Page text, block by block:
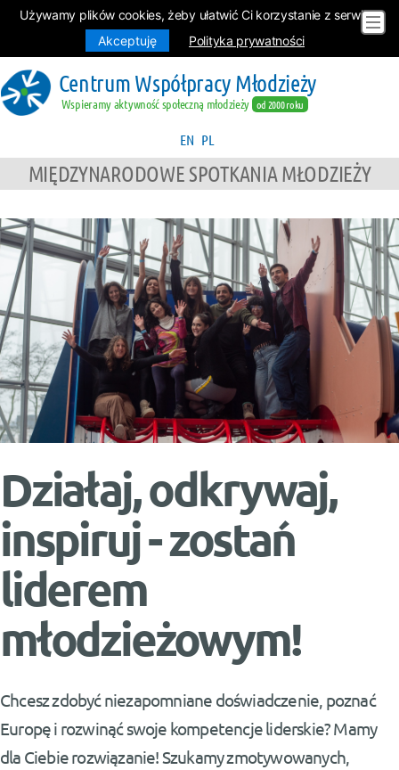
Używamy plików cookies, żeby ułatwić Ci korzystanie z serwisu.
Akceptuję
Polityka prywatności
Centrum Współpracy Młodzieży
Wspieramy aktywność społeczną młodzieży od 2000 roku
EN PL
MIĘDZYNARODOWE SPOTKANIA MŁODZIEŻY
Działaj, odkrywaj,
inspiruj - zostań
liderem
młodzieżowym!
Chcesz zdobyć niezapomniane doświadczenie, poznać
Europę i rozwinąć swoje kompetencje liderskie? Mamy
dla Ciebie rozwiązanie! Szukamy zmotywowanych,